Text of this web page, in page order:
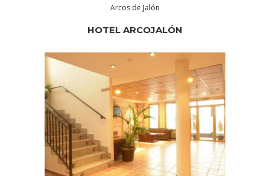
Arcos de Jalón
HOTEL ARCOJALÓN